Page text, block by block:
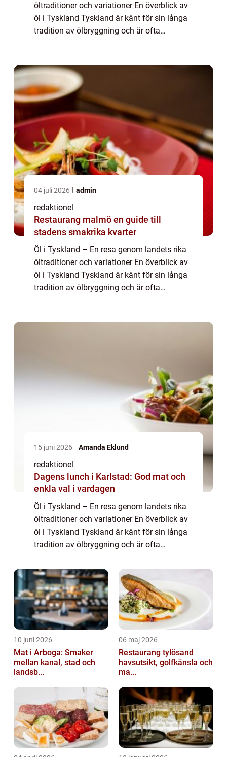
öltraditioner och variationer En överblick av
öl i Tyskland Tyskland är känt för sin långa
tradition av ölbryggning och är ofta
04 juli 2026 admin
redaktionel
Restaurang malmö en guide till
stadens smakrika kvarter
Öl i Tyskland – En resa genom landets rika
öltraditioner och variationer En överblick av
öl i Tyskland Tyskland är känt för sin långa
tradition av ölbryggning och är ofta
15 juni 2026 Amanda Eklund
redaktionel
Dagens lunch i Karlstad: God mat och
enkla val i vardagen
Öl i Tyskland – En resa genom landets rika
öltraditioner och variationer En överblick av
öl i Tyskland Tyskland är känt för sin långa
tradition av ölbryggning och är ofta
ölländer. Öl har en lång historia i...
10 juni 2026
Mat i Arboga: Smaker
mellan kanal, stad och
landsb...
06 maj 2026
Restaurang tylösand
havsutsikt, golfkänsla och
ma...